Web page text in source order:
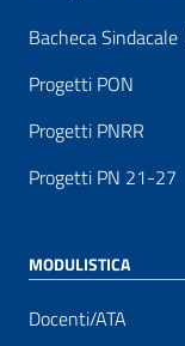
Bacheca Sindacale
Progetti PON
Progetti PNRR
Progetti PN 21-27
MODULISTICA
Docenti/ATA